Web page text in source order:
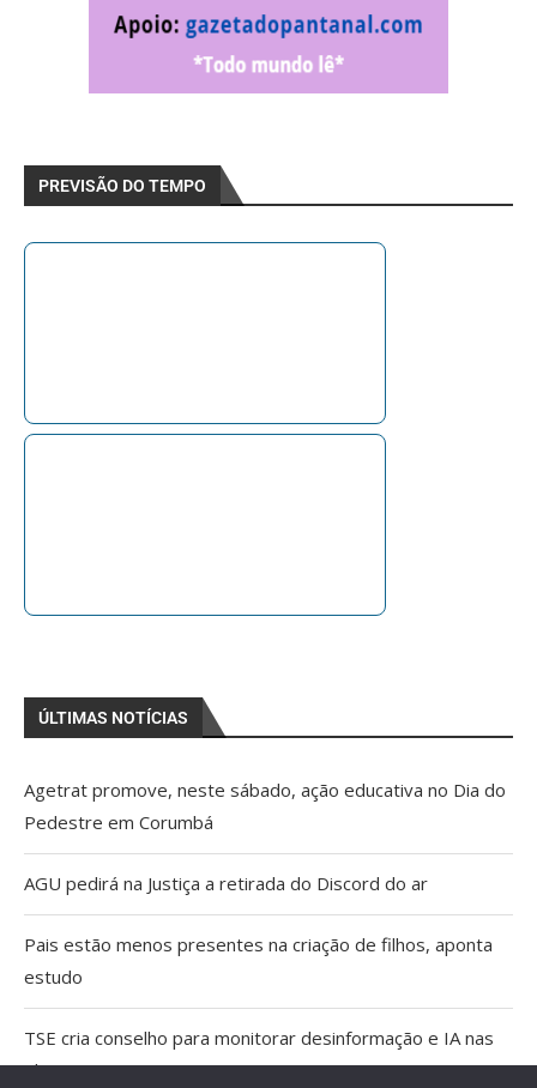
PREVISÃO DO TEMPO
ÚLTIMAS NOTÍCIAS
Agetrat promove, neste sábado, ação educativa no Dia do
Pedestre em Corumbá
AGU pedirá na Justiça a retirada do Discord do ar
Pais estão menos presentes na criação de filhos, aponta
estudo
TSE cria conselho para monitorar desinformação e IA nas
eleições